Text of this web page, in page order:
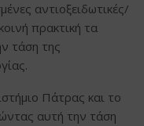
αντιοξειδωτικές/
πρακτική τα
τάση της
Πάτρας και το
αυτή την τάση